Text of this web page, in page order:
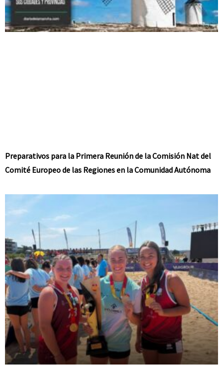
Preparativos para la Primera Reunión de la Comisión Nat del
Comité Europeo de las Regiones en la Comunidad Autónoma